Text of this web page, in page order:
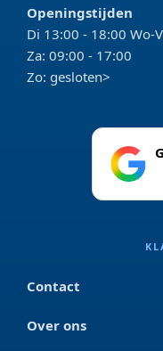
Openingstijden
Di 13:00 - 18:00 Wo-
Za: 09:00 - 17:00
Zo: gesloten>
Contact
Over ons